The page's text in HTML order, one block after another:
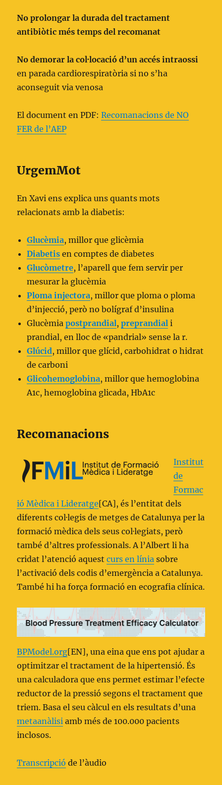
No prolongar la durada del tractament
antibiòtic més temps del recomanat
No demorar la col·locació d’un accés intraossi
en parada cardiorespiratòria si no s’ha
aconseguit via venosa
El document en PDF:Recomanacions de NO
FER de l’AEP
UrgemMot
En Xavi ens explica uns quants mots
relacionats amb la diabetis:
Glucèmia, millor que glicèmia
Diabetis en comptes de diabetes
Glucòmetre, l’aparell que fem servir per
mesurar la glucèmia
Ploma injectora, millor que ploma o ploma
d’injecció, però no bolígraf d’insulina
Glucèmiapostprandial,preprandial i
prandial, en lloc de «pandrial» sense la r.
Glúcid, millor que glícid, carbohidrat o hidrat
de carboni
Glicohemoglobina, millor que hemoglobina
A1c, hemoglobina glicada, HbA1c
Recomanacions
Institut
de
Formac
ió Mèdica i Lideratge[CA], és l’entitat dels
diferents col·legis de metges de Catalunya per la
formació mèdica dels seus col·legiats, però
també d’altres professionals. A l’Albert li ha
cridat l’atenció aquestcurs en línia sobre
l’activació dels codis d’emergència a Catalunya.
També hi ha força formació en ecografia clínica.
BPModel.org[EN], una eina que ens pot ajudar a
optimitzar el tractament de la hipertensió. És
una calculadora que ens permet estimar l’efecte
reductor de la pressió segons el tractament que
triem. Basa el seu càlcul en els resultats d’una
metaanàlisi amb més de 100.000 pacients
inclosos.
Transcripció de l’àudio